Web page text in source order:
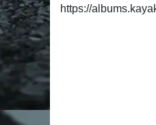
https://